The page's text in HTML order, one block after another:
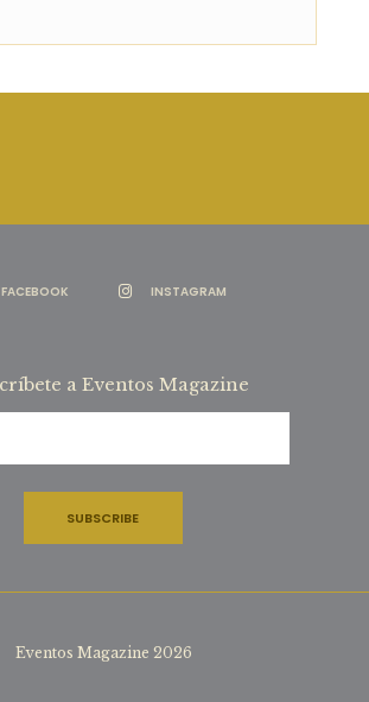
FACEBOOK INSTAGRAM
a Eventos Magazine
Eventos Magazine 2026